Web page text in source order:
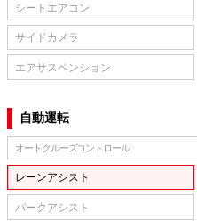
シートエアコン
サイドカメラ
エアサスペンション
自動運転
オートクルーズコントロール
レーンアシスト
パークアシスト